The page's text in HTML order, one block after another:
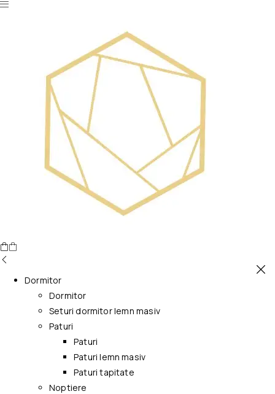
Dormitor
Dormitor
Seturi dormitor lemn masiv
Paturi
Paturi
Paturi lemn masiv
Paturi tapitate
Noptiere